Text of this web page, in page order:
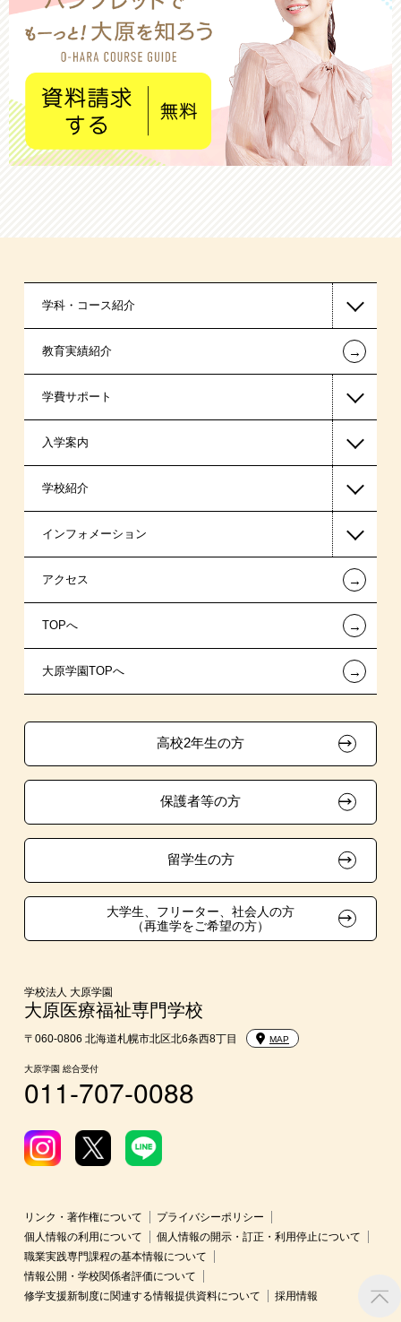
学科・コース紹介
医療事務系
教育実績紹介 ←
学費サポート
高等教育の修学支援新制度
日本学生支援機構の奨学金
日本政策金融公庫の教育ローン
金融機関教育ローン
信販系教育ローン
各種奨学金制度・貸付制度
チャレンジ特待生試験制度
試験による特待生制度
資格・クラブ活動による特待生制度
入学案内
一般入学
AO入学制度
指定校特待生入学
指定校推薦入学
指定校自己推薦入学
推薦入学
大学生・短期大学生特別入学
学費
入学前のお勧め学習システム
大学・短期大学・公務員等併願制度
学校紹介
在校生からあなたへ
夢を叶えた先輩たち
施設・研修所
学生寮・マンションのご案内
大原学園グループ案内
インフォメーション
お知らせ・新着情報
在校生へのお知らせ
各種証明書の発行ご希望の方
採用ご担当の方
アクセス ←
TOPへ ←
大原学園TOPへ ←
高校2年生の方
保護者等の方
留学生の方
大学生、フリーター、社会人の方
（再進学をご希望の方）
学校法人 大原学園
大原医療福祉専門学校
〒060-0806 北海道札幌市北区北6条西8丁目 MAP
大原学園 総合受付
011-707-0088
リンク・著作権について
プライバシーポリシー
個人情報の利用について
個人情報の開示・訂正・利用停止について
職業実践専門課程の基本情報について
情報公開・学校関係者評価について
修学支援新制度に関連する情報提供資料について
採用情報